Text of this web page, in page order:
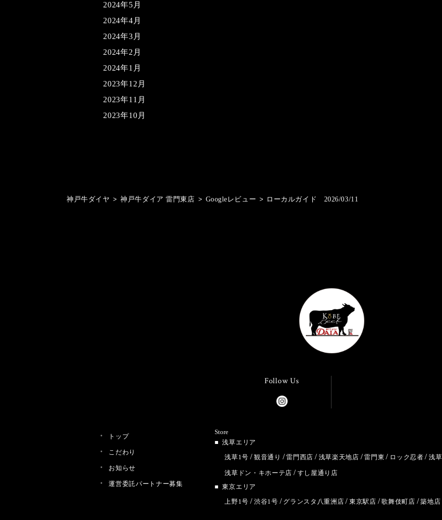
2024年5月
2024年4月
2024年3月
2024年2月
2024年1月
2023年12月
2023年11月
2023年10月
神戸牛ダイヤ > 神戸牛ダイア 雷門東店 > Googleレビュー > ローカルガイド 2026/03/11
Follow Us
トップ
こだわり
お知らせ
運営委託パートナー募集
Store
浅草エリア
浅草1号
観音通り 雷門西店 浅草楽天地店 雷門東 ロック忍者 浅
浅草ドン・キホーテ店
すし屋通り店
東京エリア
上野1号
渋谷1号 グランスタ八重洲店 東京駅店 歌舞伎町店 築地店